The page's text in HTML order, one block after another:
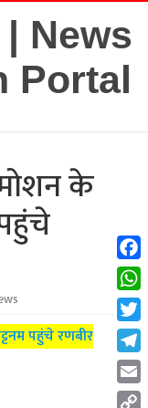
के
पहुंचे रणबीर